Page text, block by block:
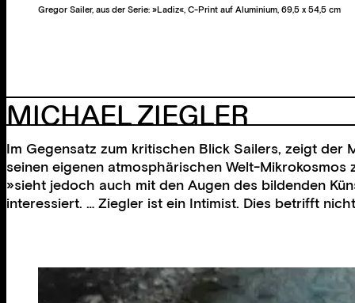
Gregor Sailer, aus der Serie: »Ladiz«, C-Print auf Aluminium, 69,5 x 54,5 cm
MICHAEL ZIEGLER
Im Gegensatz zum kritischen Blick Sailers, zeigt
seinen eigenen atmosphärischen Welt-
»sieht jedoch auch mit den Augen des bildenden
interessiert. … Ziegler ist ein Intimist. Dies betrifft